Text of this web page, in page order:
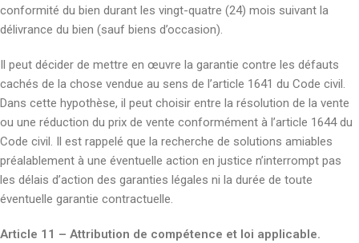
conformité du bien durant les vingt-quatre (24) mois suivant la
délivrance du bien (sauf biens d’occasion).
Il peut décider de mettre en œuvre la garantie contre les défauts
cachés de la chose vendue au sens de l’article 1641 du Code civil.
Dans cette hypothèse, il peut choisir entre la résolution de la vente
ou une réduction du prix de vente conformément à l’article 1644 du
Code civil. Il est rappelé que la recherche de solutions amiables
préalablement à une éventuelle action en justice n’interrompt pas
les délais d’action des garanties légales ni la durée de toute
éventuelle garantie contractuelle.
Article 11 – Attribution de compétence et loi applicable.